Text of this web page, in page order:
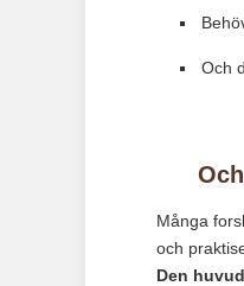
Och
Många
och
Den